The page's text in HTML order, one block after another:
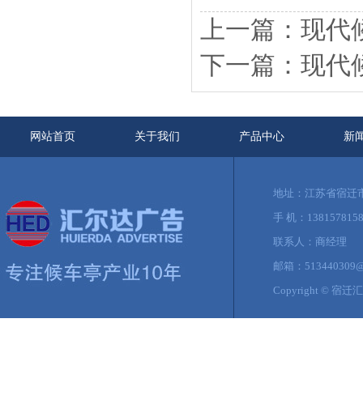
上一篇：现代
下一篇：现代
网站首页 关于我们 产品中心 新
地址：江苏省宿迁
手 机：
联系人：商经理
邮箱：
Copyright © 宿迁